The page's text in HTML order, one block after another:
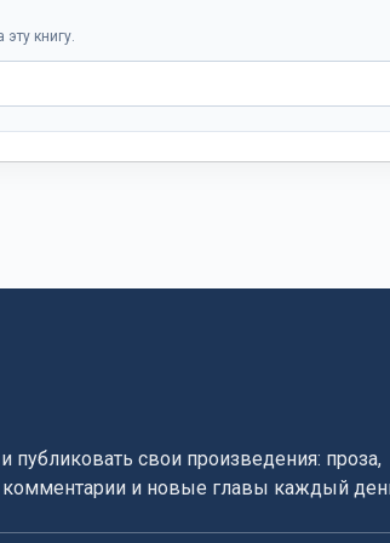
книгу.
публиковать свои произведения: проза,
комментарии и новые главы каждый